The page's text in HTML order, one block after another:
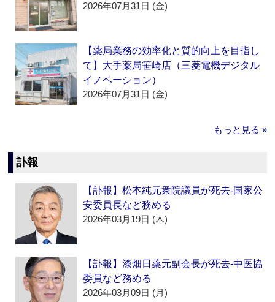
2026年07月31日 (金)
【薬局業務の効率化と質的向上を目指し
て】大手薬局笹崎店（三菱電機デジタル
イノベーション）
2026年07月31日 (金)
もっと見る »
訃報
【訃報】松本純元衆院議員が死去‐国家公
安委員長など務める
2026年03月19日 (木)
【訃報】漆畑日薬元副会長が死去‐中医協
委員など務める
2026年03月09日 (月)